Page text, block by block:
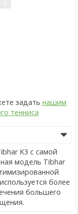
задать нашим
тенниса
K3 с самой
модель Tibhar
более
большего